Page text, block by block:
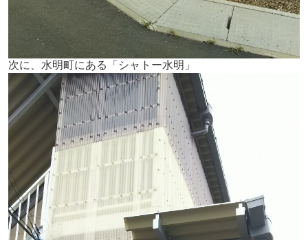
次に、水明町にある「シャトー水明」